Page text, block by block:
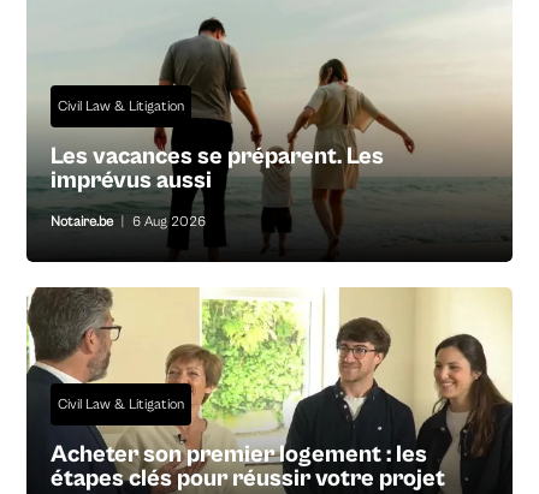
Civil Law & Litigation
Les vacances se préparent. Les
imprévus aussi
Notaire.be 6 Aug 2026
Civil Law & Litigation
Acheter son premier logement : les
étapes clés pour réussir votre projet